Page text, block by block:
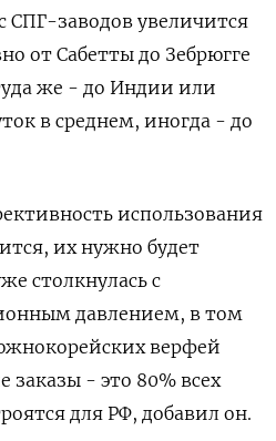
СПГ-заводов увеличится
от Сабетты до Зебрюгге
же - до Индии или
в среднем, иногда - до
использования
их нужно будет
столкнулась с
давлением, в том
верфей
заказы - это 80% всех
для РФ, добавил он.